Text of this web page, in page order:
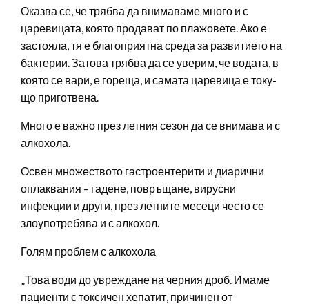
Оказва се, че трябва да внимаваме много и с
царевицата, която продават по плажовете. Ако е
застояла, тя е благоприятна среда за развитието на
бактерии. Затова трябва да се уверим, че водата, в
която се вари, е гореща, и самата царевица е току-
що приготвена.
Много е важно през летния сезон да се внимава и с
алкохола.
Освен множеството гастроентерити и диарични
оплаквания – гадене, повръщане, вирусни
инфекции и други, през летните месеци често се
злоупотребява и с алкохол.
Голям проблем с алкохола
„Това води до увреждане на черния дроб. Имаме
пациенти с токсичен хепатит, причинен от